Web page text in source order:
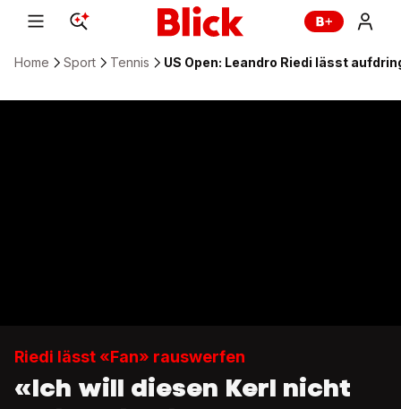
Home Sport Tennis US Open: Leandro Riedi lässt
Riedi lässt «Fan» rauswerfen
«Ich will diesen Kerl nicht